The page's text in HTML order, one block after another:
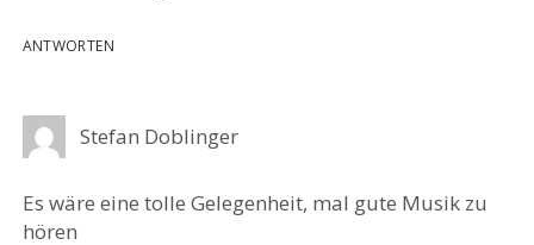
ANTWORTEN
Stefan Doblinger
Es wäre eine tolle Gelegenheit, mal gute Musik zu
hören